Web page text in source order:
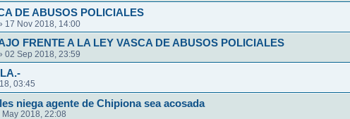
DE ABUSOS POLICIALES
17 Nov 2018, 14:00
FRENTE A LA LEY VASCA DE ABUSOS POLICIALES
02 Sep 2018, 23:59
03:45
niega agente de Chipiona sea acosada
May 2018, 22:08